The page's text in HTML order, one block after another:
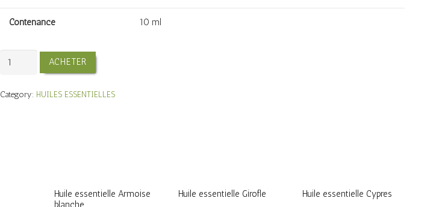
Contenance 10 ml
Huile
essentielle
Thym
ACHETER
Category: HUILES ESSENTIELLES
Huile essentielle Armoise
blanche
Huile essentielle Girofle
Huile essentielle Cypres